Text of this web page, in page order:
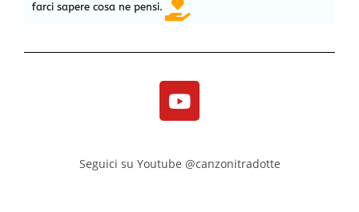
farci sapere cosa ne pensi.
Seguici su Youtube @canzonitradotte